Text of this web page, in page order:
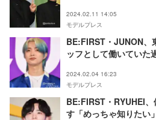
2024.02.11 14:05
モデルプレス
BE:FIRST・JUNON、
ッフとして働いていた
2024.02.04 16:23
モデルプレス
BE:FIRST・RYUHEI
す「めっちゃ知りたい」